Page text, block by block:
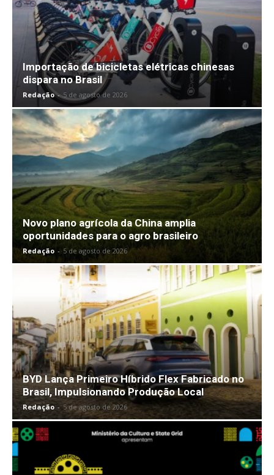
Importação de bicicletas elétricas chinesas
dispara no Brasil
Redação - 5 de agosto de 2026
Novo plano agrícola da China amplia
oportunidades para o agro brasileiro
Redação - 5 de agosto de 2026
BYD Lança Primeiro Híbrido Flex Fabricado no
Brasil, Impulsionando Produção Local
Redação - 5 de agosto de 2026